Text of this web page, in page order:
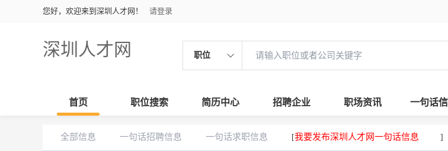
您好，欢迎来到深圳人才网！ 请登录
深圳人才网 职位
首页 职位搜索 简历中心 招聘企业 职场资讯 一句话
全部信息 一句话招聘信息 一句话求职信息 [我要发布深圳人才网一句话信息 ]